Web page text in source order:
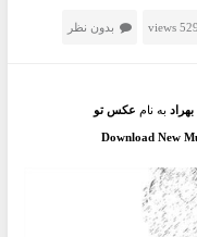
بدون نظر
به نام عکس تو
Download New